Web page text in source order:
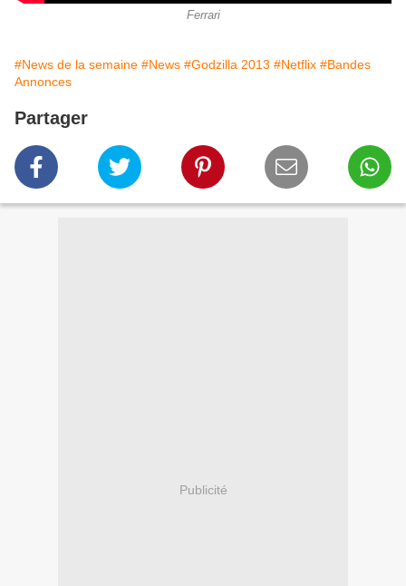
Ferrari
#News de la semaine #News #Godzilla 2013 #Netflix #Bandes
Annonces
Partager
Publicité